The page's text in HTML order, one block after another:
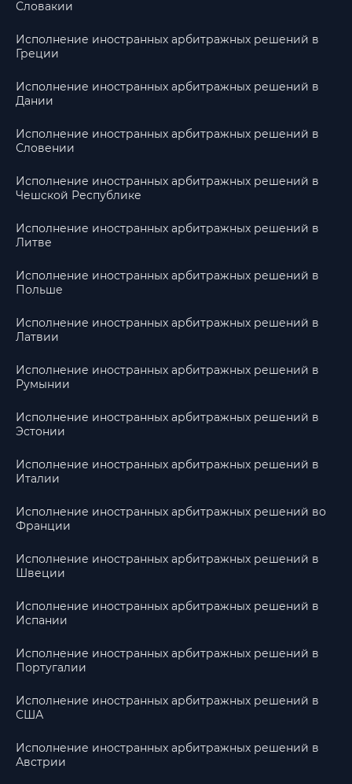
Словакии
Исполнение иностранных арбитражных решений в
Греции
Исполнение иностранных арбитражных решений в
Дании
Исполнение иностранных арбитражных решений в
Словении
Исполнение иностранных арбитражных решений в
Чешской Республике
Исполнение иностранных арбитражных решений в
Литве
Исполнение иностранных арбитражных решений в
Польше
Исполнение иностранных арбитражных решений в
Латвии
Исполнение иностранных арбитражных решений в
Румынии
Исполнение иностранных арбитражных решений в
Эстонии
Исполнение иностранных арбитражных решений в
Италии
Исполнение иностранных арбитражных решений во
Франции
Исполнение иностранных арбитражных решений в
Швеции
Исполнение иностранных арбитражных решений в
Испании
Исполнение иностранных арбитражных решений в
Португалии
Исполнение иностранных арбитражных решений в
США
Исполнение иностранных арбитражных решений в
Австрии